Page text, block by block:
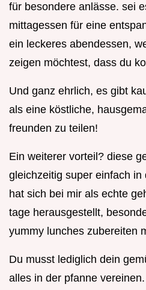
für besondere anlässe. sei
mittagessen für eine
ein leckeres abendessen,
zeigen möchtest, dass du
Und ganz ehrlich, es gibt
als eine köstliche,
freunden zu teilen!
Ein weiterer vorteil? diese
gleichzeitig super einfach
hat sich bei mir als echte
tage herausgestellt,
yummy lunches zubereiten
Du musst lediglich dein
alles in der pfanne